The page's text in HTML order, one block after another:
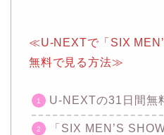
≪U-NEXTで「SIX
無料で見る方法≫
U-NEXTの31日間無
「SIX MEN’S